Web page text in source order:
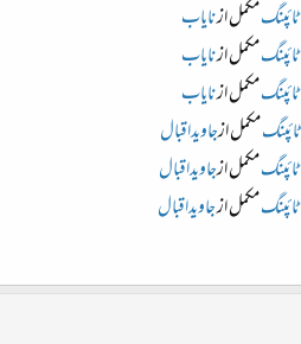
ٹائپنگ مکمل ازنایاب
ٹائپنگ مکمل ازنایاب
ٹائپنگ مکمل ازنایاب
ٹائپنگ مکمل ازجاویداقبال
ٹائپنگ مکمل ازجاویداقبال
ٹائپنگ مکمل ازجاویداقبال